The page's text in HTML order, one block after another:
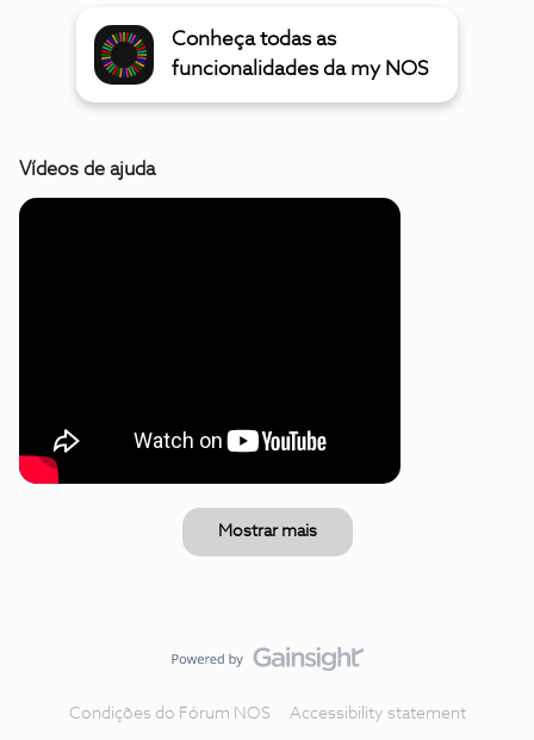
Conheça todas as
funcionalidades da my NOS
Vídeos de ajuda
Mostrar mais
Condições do Fórum NOS Accessibility statement